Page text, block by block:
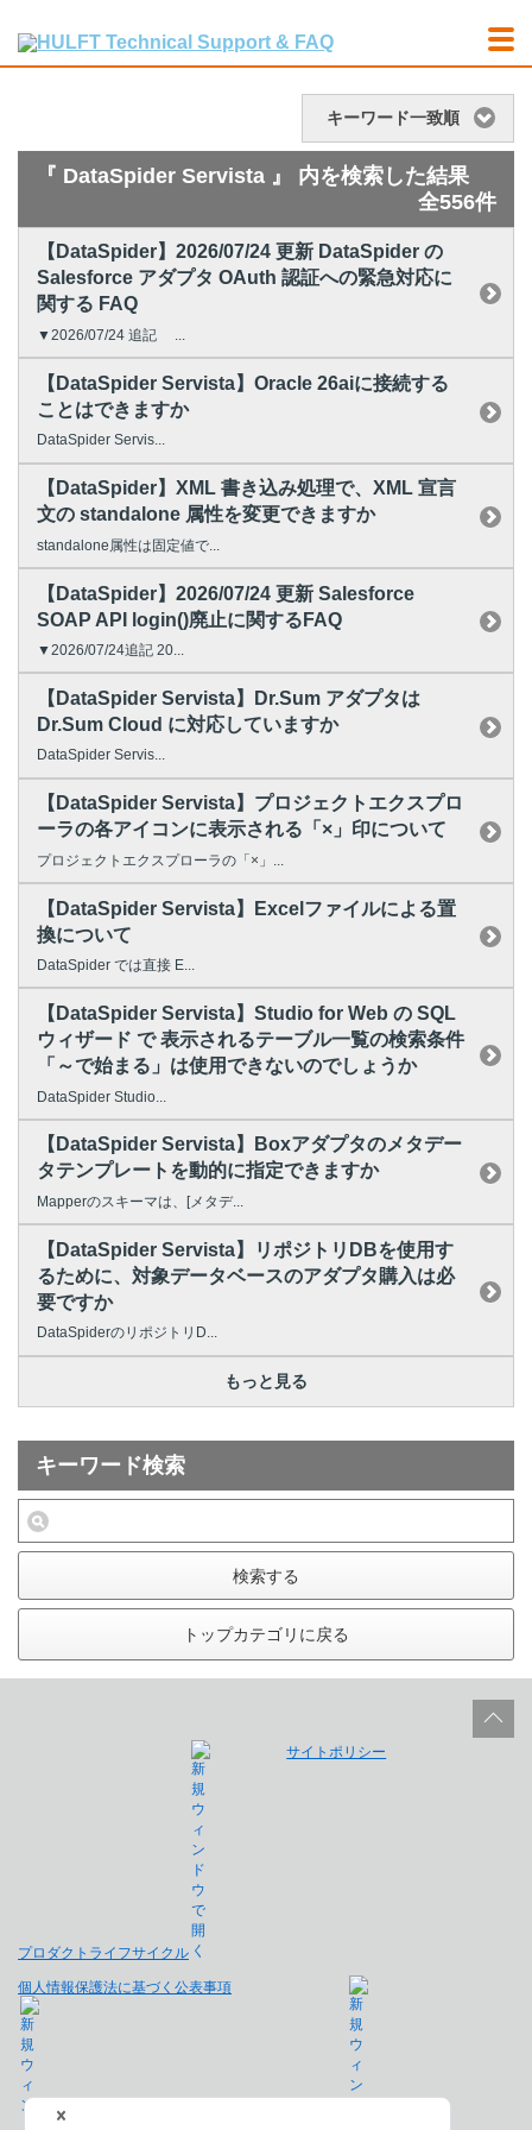
キーワード一致順
『 DataSpider Servista 』 内を検索した結果
全556件
【DataSpider】2026/07/24 更新 DataSpider の
Salesforce アダプタ OAuth 認証への緊急対応に
関する FAQ
▼2026/07/24 追記 ...
【DataSpider Servista】Oracle 26aiに接続する
ことはできますか
DataSpider Servis...
【DataSpider】XML 書き込み処理で、XML 宣言
文の standalone 属性を変更できますか
standalone属性は固定値で...
【DataSpider】2026/07/24 更新 Salesforce
SOAP API login()廃止に関するFAQ
▼2026/07/24追記 20...
【DataSpider Servista】Dr.Sum アダプタは
Dr.Sum Cloud に対応していますか
DataSpider Servis...
【DataSpider Servista】プロジェクトエクスプロ
ーラの各アイコンに表示される「×」印について
プロジェクトエクスプローラの「×」...
【DataSpider Servista】Excelファイルによる置
換について
DataSpider では直接 E...
【DataSpider Servista】Studio for Web の SQL
ウィザード で 表示されるテーブル一覧の検索条件
「～で始まる」は使用できないのでしょうか
DataSpider Studio...
【DataSpider Servista】Boxアダプタのメタデー
タテンプレートを動的に指定できますか
Mapperのスキーマは、[メタデ...
【DataSpider Servista】リポジトリDBを使用す
るために、対象データベースのアダプタ購入は必
要ですか
DataSpiderのリポジトリD...
もっと見る
キーワード検索
検索する
トップカテゴリに戻る
プロダクトライフサイクル
サイトポリシー
個人情報保護法に基づく公表事項